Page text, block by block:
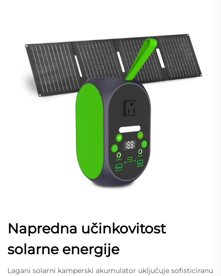
Napredna učinkovitost
solarne energije
Lagani solarni kamperski akumulator uključuje sofisticiranu